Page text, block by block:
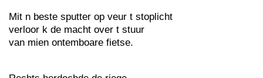
Mit n beste sputter op veur t stoplicht
verloor k de macht over t stuur
van mien ontemboare fietse.